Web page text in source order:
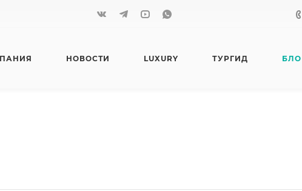
НОВОСТИ LUXURY ТУРГИД